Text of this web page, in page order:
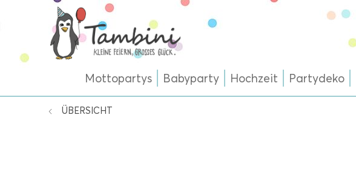
Mottopartys Babyparty Hochzeit Partydeko
ÜBERSICHT